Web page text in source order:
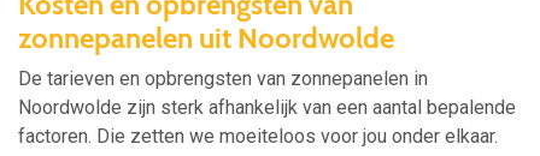
zonnepanelen uit Noordwolde
De tarieven en opbrengsten van zonnepanelen in
Noordwolde zijn sterk afhankelijk van een aantal bepalende
factoren. Die zetten we moeiteloos voor jou onder elkaar.